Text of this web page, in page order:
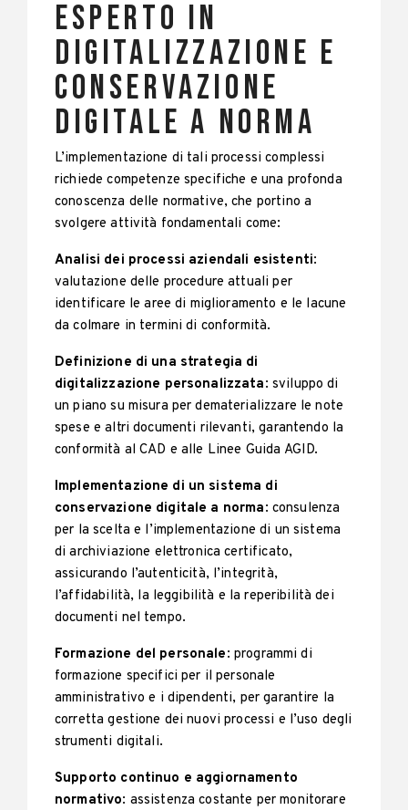
esperto in
digitalizzazione e
conservazione
digitale a norma
L’implementazione di tali processi complessi
richiede competenze specifiche e una profonda
conoscenza delle normative, che portino a
svolgere attività fondamentali come:
Analisi dei processi aziendali esistenti:
valutazione delle procedure attuali per
identificare le aree di miglioramento e le lacune
da colmare in termini di conformità.
Definizione di una strategia di
digitalizzazione personalizzata: sviluppo di
un piano su misura per dematerializzare le note
spese e altri documenti rilevanti, garantendo la
conformità al CAD e alle Linee Guida AGID.
Implementazione di un sistema di
conservazione digitale a norma: consulenza
per la scelta e l’implementazione di un sistema
di archiviazione elettronica certificato,
assicurando l’autenticità, l’integrità,
l’affidabilità, la leggibilità e la reperibilità dei
documenti nel tempo.
Formazione del personale: programmi di
formazione specifici per il personale
amministrativo e i dipendenti, per garantire la
corretta gestione dei nuovi processi e l’uso degli
strumenti digitali.
Supporto continuo e aggiornamento
normativo: assistenza costante per monitorare